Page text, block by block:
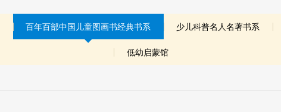
百年百部中国儿童图画书经典书系 少儿科普名人名著书系
低幼启蒙馆